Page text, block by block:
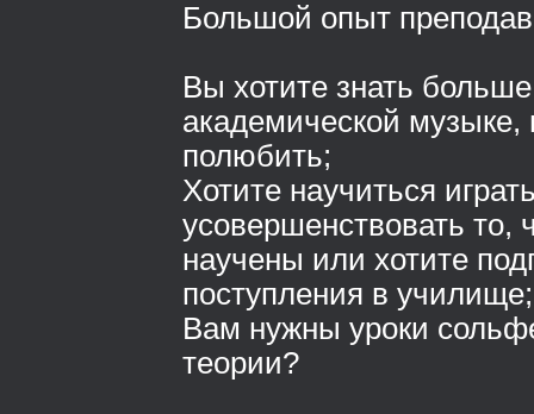
Большой опыт
Вы хотите знать
академической музыке,
полюбить;
Хотите научиться
усовершенствовать то,
научены или хотите
поступления в училище;
Вам нужны уроки
теории?